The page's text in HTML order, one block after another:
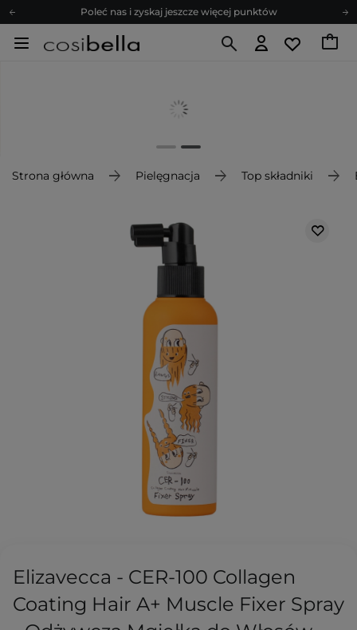
Poleć nas i zyskaj jeszcze więcej punktów
Zapisz się na newsletter pełen porad
Poleć nas i zyskaj jeszcze więcej punktów
Strona główna Pielęgnacja Top składniki
Elizavecca - CER-100 Collagen
Coating Hair A+ Muscle Fixer Spray